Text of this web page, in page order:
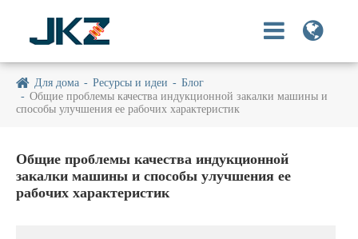
Для дома Ресурсы и идеи
Блог
Общие проблемы качества индукционной закалки машины и
способы улучшения ее рабочих характеристик
Общие проблемы качества индукционной
закалки машины и способы улучшения ее
рабочих характеристик